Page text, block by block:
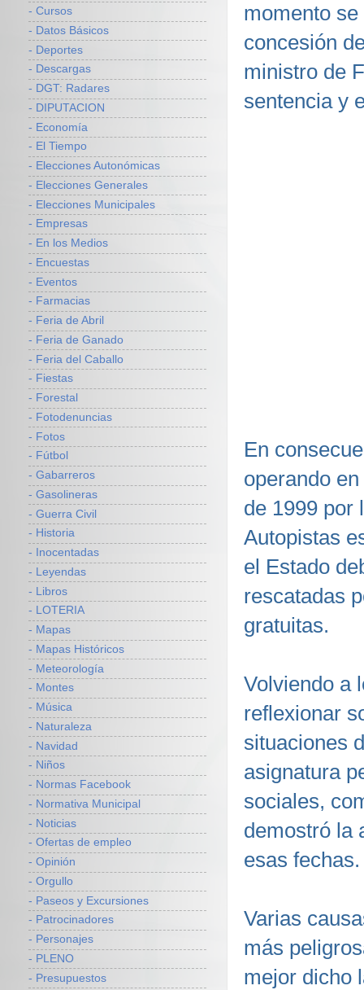
momento
concesión
ministro de
sentencia y
En
operando
de 1999 por
Autopistas
el Estado
rescatadas
gratuitas.
Volviendo a
reflexionar
situaciones
asignatura
sociales,
demostró la
esas fechas.
Varias
más
mejor dicho
- Cursos
- Datos Básicos
- Deportes
- Descargas
- DGT: Radares
- DIPUTACION
- Economía
- El Tiempo
- Elecciones Autonómicas
- Elecciones Generales
- Elecciones Municipales
- Empresas
- En los Medios
- Encuestas
- Eventos
- Farmacias
- Feria de Abril
- Feria de Ganado
- Feria del Caballo
- Fiestas
- Forestal
- Fotodenuncias
- Fotos
- Fútbol
- Gabarreros
- Gasolineras
- Guerra Civil
- Historia
- Inocentadas
- Leyendas
- Libros
- LOTERIA
- Mapas
- Mapas Históricos
- Meteorología
- Montes
- Música
- Naturaleza
- Navidad
- Niños
- Normas Facebook
- Normativa Municipal
- Noticias
- Ofertas de empleo
- Opinión
- Orgullo
- Paseos y Excursiones
- Patrocinadores
- Personajes
- PLENO
- Presupuestos